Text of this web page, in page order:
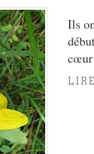
Ils
cœur